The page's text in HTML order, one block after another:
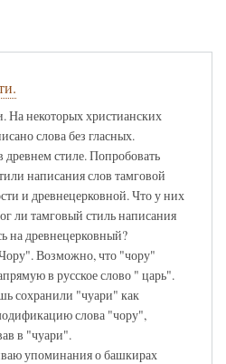
На некоторых христианских
слова без гласных.
древнем стиле. Попробовать
написания слов тамговой
и древнецерковной. Что у них
ли тамговый стиль написания
на древнецерковный?
Возможно, что "чору"
в русское слово " царь".
сохранили "чуари" как
слова "чору",
в "чуари".
упоминания о башкирах